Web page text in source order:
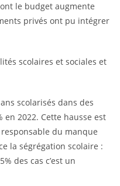
le budget augmente
privés ont pu intégrer
scolaires et sociales et
scolarisés dans des
en 2022. Cette hausse est
du manque
la ségrégation scolaire :
des cas c’est un